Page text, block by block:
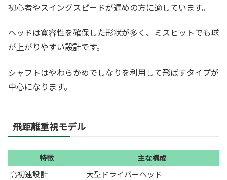
初心者やスイングスピードが遅めの方に適しています。
ヘッドは寛容性を確保した形状が多く、ミスヒットでも球
が上がりやすい設計です。
シャフトはやわらかめでしなりを利用して飛ばすタイプが
中心になります。
飛距離重視モデル
特徴 主な構成
高初速設計
大型ドライバーヘッド